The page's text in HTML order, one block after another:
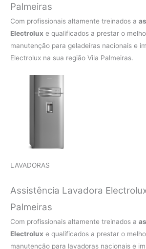
Palmeiras
Com profissionais altamente treinados a
Electrolux e qualificados a prestar o
manutenção para geladeiras nacionais e
Electrolux na sua região Vila Palmeiras.
LAVADORAS
Assistência Lavadora
Palmeiras
Com profissionais altamente treinados a
Electrolux e qualificados a prestar o
manutenção para lavadoras nacionais e